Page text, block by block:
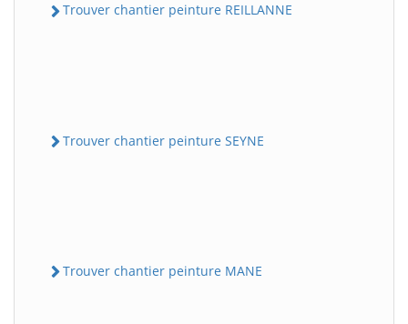
Trouver chantier peinture REILLANNE
Trouver chantier peinture SEYNE
Trouver chantier peinture MANE